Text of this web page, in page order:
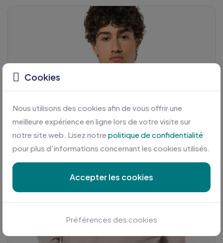
Cookies
Nous utilisons des cookies afin de vous offrir une
meilleure expérience en ligne lors de votre visite sur
notre site web. Lisez notre politique de confidentialité
pour plus d'informations concernant les cookies utilisés.
Accepter les cookies
Préférences des cookies